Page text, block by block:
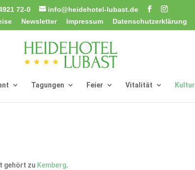
72-0
info@heidehotel-lubast.de
Newsletter Impressum Datenschutzerklärung
Tagungen Feier Vitalität Kultur
gehört zu Kemberg.